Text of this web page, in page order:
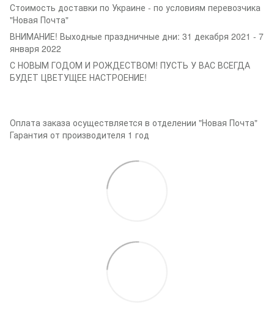
Стоимость доставки по Украине - по условиям перевозчика
"Новая Почта"
ВНИМАНИЕ! Выходные праздничные дни: 31 декабря 2021 - 7
января 2022
С НОВЫМ ГОДОМ И РОЖДЕСТВОМ! ПУСТЬ У ВАС ВСЕГДА
БУДЕТ ЦВЕТУЩЕЕ НАСТРОЕНИЕ!
Оплата заказа осуществляется в отделении "Новая Почта"
Гарантия от производителя 1 год